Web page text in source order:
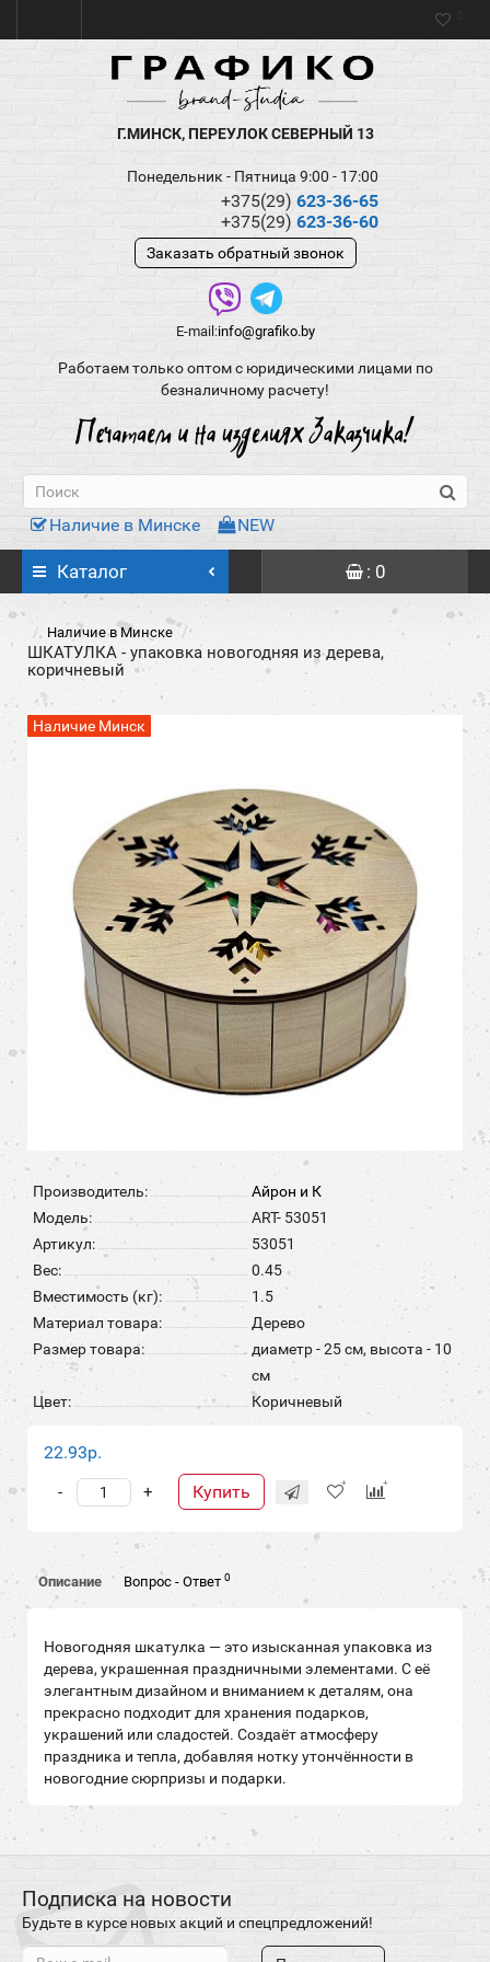
Г.МИНСК, ПЕРЕУЛОК СЕВЕРНЫЙ 13
Понедельник - Пятница 9:00 - 17:00
+375(29) 623-36-65
+375(29) 623-36-60
Заказать обратный звонок
E-mail:info@grafiko.by
Работаем только оптом с юридическими лицами по
безналичному расчету!
Наличие в Минске NEW
Каталог : 0
Наличие в Минске
ШКАТУЛКА - упаковка новогодняя из дерева,
коричневый
Наличие Минск
Производитель:
Айрон и К
Модель:
ART- 53051
Артикул:
53051
Вес:
0.45
Вместимость (кг):
1.5
Материал товара:
Дерево
Размер товара:
диаметр - 25 см, высота - 10
см
Цвет:
Коричневый
22.93р.
+
- Купить
Описание Вопрос - Ответ 0
Новогодняя шкатулка — это изысканная упаковка из
дерева, украшенная праздничными элементами. С её
элегантным дизайном и вниманием к деталям, она
прекрасно подходит для хранения подарков,
украшений или сладостей. Создаёт атмосферу
праздника и тепла, добавляя нотку утончённости в
новогодние сюрпризы и подарки.
Подписка на новости
Будьте в курсе новых акций и спецпредложений!